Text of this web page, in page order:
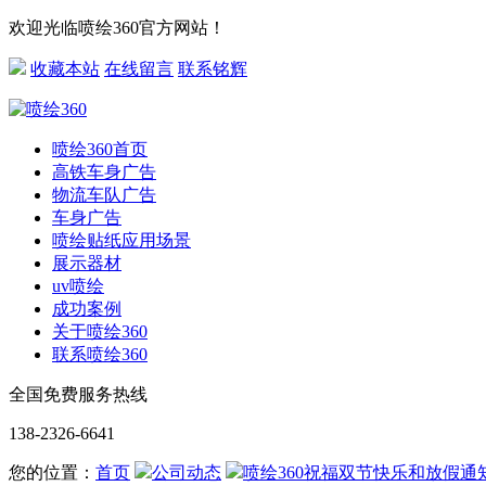
欢迎光临喷绘360官方网站！
收藏本站 在线留言 联系铭辉
喷绘360首页
高铁车身广告
物流车队广告
车身广告
喷绘贴纸应用场景
展示器材
uv喷绘
成功案例
关于喷绘360
联系喷绘360
全国免费服务热线
138-2326-6641
您的位置： 首页 公司动态 喷绘360祝福双节快乐和放假通